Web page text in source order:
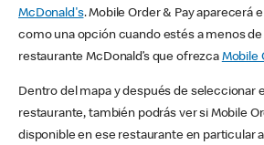
McDonald's. Mobile Order & Pay aparecerá
como una opción cuando estés a menos de
restaurante McDonald’s que ofrezca Mobile
Dentro del mapa y después de seleccionar
restaurante, también podrás ver si Mobile
disponible en ese restaurante en particular